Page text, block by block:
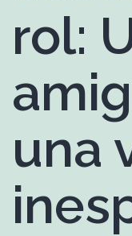
rol:
una